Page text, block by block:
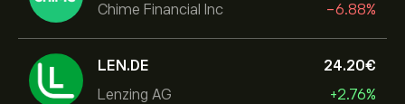
Chime Financial Inc
-6.88%
LEN.DE
Lenzing AG
24.20‎€‎
+2.76%